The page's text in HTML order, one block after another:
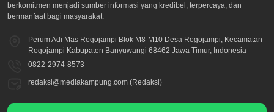
berkomitmen menjadi sumber informasi yang kredibel, terpercaya, dan
bermanfaat bagi masyarakat.
Perum Adi Mas Rogojampi Blok M8-M10 Desa Rogojampi, Kecamatan
Rogojampi Kabupaten Banyuwangi 68462 Jawa Timur, Indonesia
0822-2974-8573
redaksi@mediakampung.com (Redaksi)